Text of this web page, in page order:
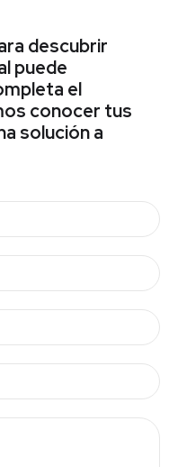
descubrir
puede
el
conocer tus
solución a